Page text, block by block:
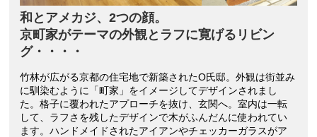
和とアメカジ、2つの顔。
京町家がテーマの外観とラフに寛げるリビン
グ・・・・
竹林が広がる京都の住宅地で新築されたO氏邸。外観は街並み
に馴染むように「町家」をイメージしてデザインされまし
た。格子に覆われたアプローチを抜け、玄関へ。室内は一転
して、ラフさを残したデザインで木がふんだんに使われてい
ます。ハンドメイドされたアイアンやチェッカーガラスがア